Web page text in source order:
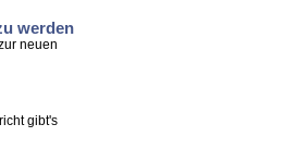
werden
neuen
gibt's